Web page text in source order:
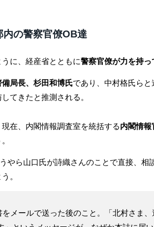
の警察官僚OB達
に、経産省とともに警察官僚が力を持っ
局長、杉田和博氏であり、中村格氏ら
てきたと推測される。
在、内閣情報調査室を統括する内閣情報
やら山口氏が詩織さんのことで直接、相
。
をメールで送った後のこと。「北村さま